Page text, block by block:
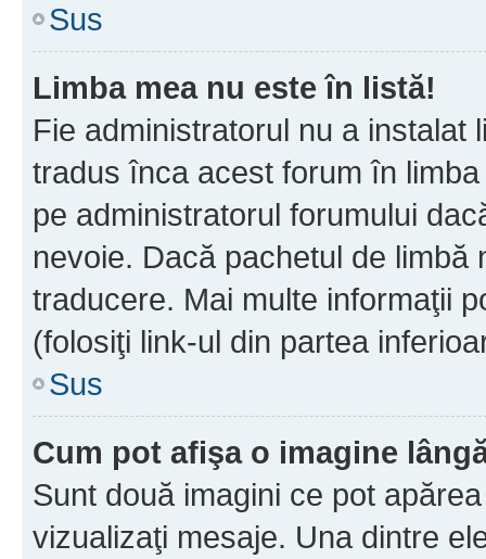
Sus
Limba mea nu este în listă!
Fie administratorul nu a instalat
tradus înca acest forum în
pe administratorul forumului
nevoie. Dacă pachetul de
traducere. Mai multe informaţii
(folosiţi link-ul din partea
Sus
Cum pot afişa o imagine
Sunt două imagini ce pot
vizualizaţi mesaje. Una dintre